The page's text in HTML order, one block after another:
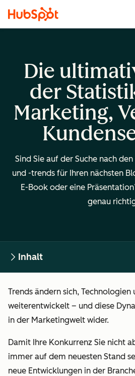
Die
der
Marketing,
Sind Sie auf der Suche nach
und -trends für Ihren nächsten
E-Book oder eine
genau
Inhalt
Trends ändern sich,
weiterentwickelt – und diese
in der Marketingwelt wider.
Damit Ihre Konkurrenz Sie nicht
immer auf dem neuesten Stand
neue Entwicklungen in der